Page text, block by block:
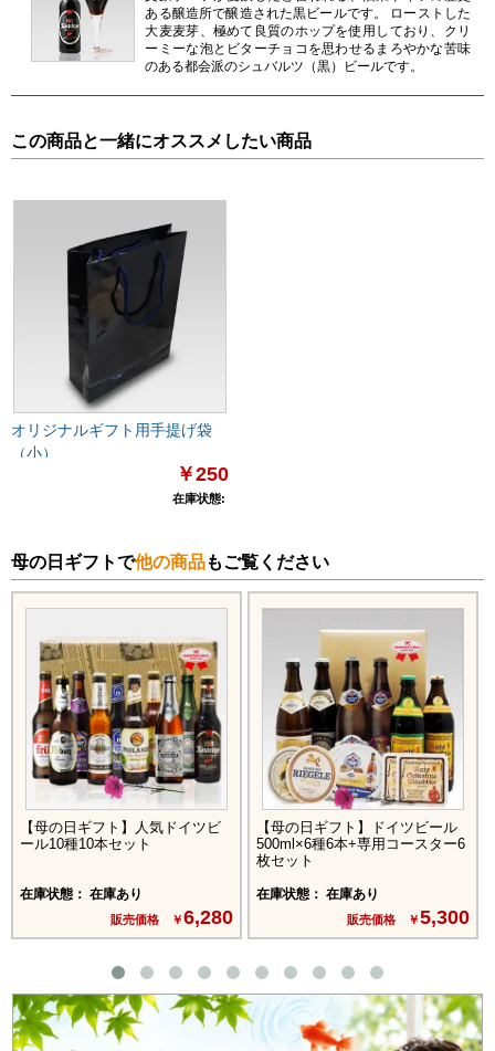
ある醸造所で醸造された黒ビールです。 ローストした
大麦麦芽、極めて良質のホップを使用しており、クリ
ーミーな泡とビターチョコを思わせるまろやかな苦味
のある都会派のシュバルツ（黒）ビールです。
この商品と一緒にオススメしたい商品
オリジナルギフト用手提げ袋
（小）
￥250
在庫状態:
母の日ギフトで他の商品もご覧ください
【母の日ギフト】人気ドイツビ
ール10種10本セット
在庫状態： 在庫あり
販売価格 ￥6,280
【母の日ギフト】ドイツビール
500ml×6種6本+専用コースター6
枚セット
在庫状態： 在庫あり
販売価格 ￥5,300